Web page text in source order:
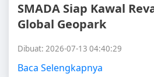
SMADA Siap Kawal
Global Geopark
Dibuat: 2026-07-13 04:40:29
Baca Selengkapnya